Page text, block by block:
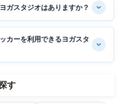
ガスタジオはありますか？
カーを利用できるヨガスタ
す